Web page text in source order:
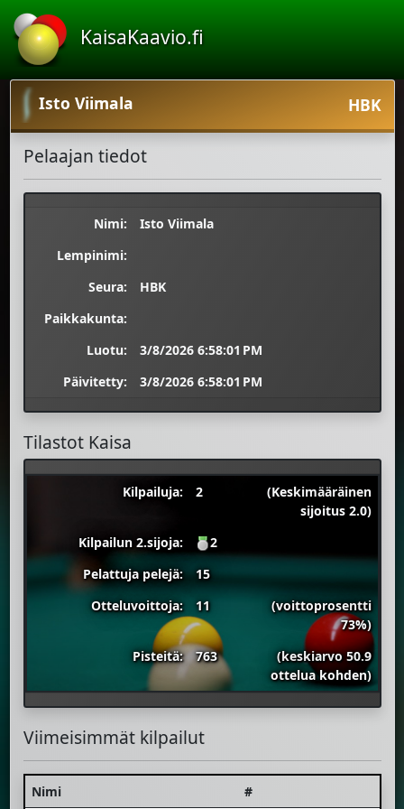
KaisaKaavio.fi
Isto Viimala HBK
Pelaajan tiedot
Nimi:
Isto Viimala
Lempinimi:
Seura:
HBK
Paikkakunta:
Luotu:
3/8/2026 6:58:01 PM
Päivitetty:
3/8/2026 6:58:01 PM
Tilastot Kaisa
Kilpailuja: 2
(Keskimääräinen
sijoitus 2.0)
Kilpailun 2.sijoja:
2
Pelattuja pelejä:
15
Otteluvoittoja:
11
(voittoprosentti
73%)
Pisteitä:
763
(keskiarvo 50.9
ottelua kohden)
Viimeisimmät kilpailut
Nimi #